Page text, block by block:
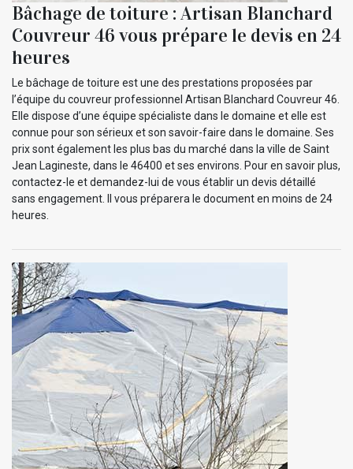
Bâchage de toiture : Artisan Blanchard
Couvreur 46 vous prépare le devis en 24
heures
Le bâchage de toiture est une des prestations proposées par
l’équipe du couvreur professionnel Artisan Blanchard Couvreur 46.
Elle dispose d’une équipe spécialiste dans le domaine et elle est
connue pour son sérieux et son savoir-faire dans le domaine. Ses
prix sont également les plus bas du marché dans la ville de Saint
Jean Lagineste, dans le 46400 et ses environs. Pour en savoir plus,
contactez-le et demandez-lui de vous établir un devis détaillé
sans engagement. Il vous préparera le document en moins de 24
heures.